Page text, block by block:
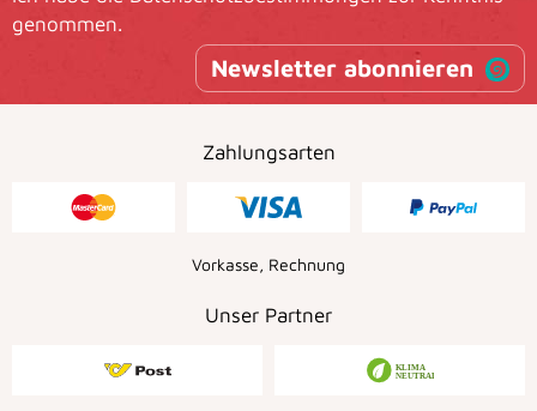
genommen.
Newsletter abonnieren
Zahlungsarten
Vorkasse, Rechnung
Unser Partner